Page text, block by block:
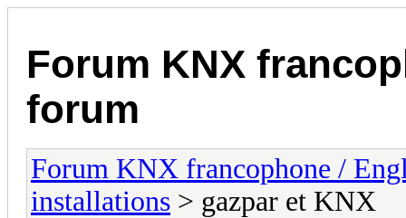
Forum KNX
forum
Forum KNX francophone /
installations > gazpar et KNX